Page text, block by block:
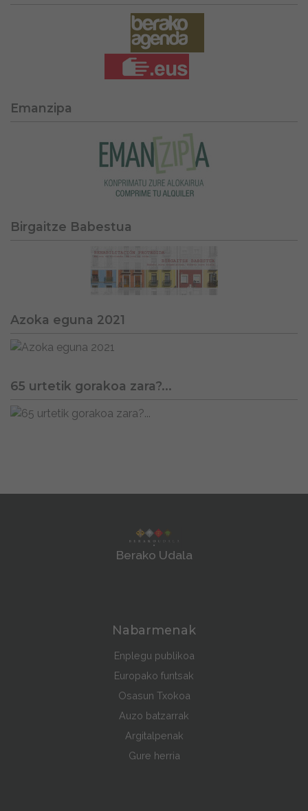
Emanzipa
Birgaitze Babestua
Azoka eguna 2021
65 urtetik gorakoa zara?...
Berako Udala
Nabarmenak
Enplegu publikoa
Europako funtsak
Osasun Txokoa
Auzo batzarrak
Argitalpenak
Gure herria